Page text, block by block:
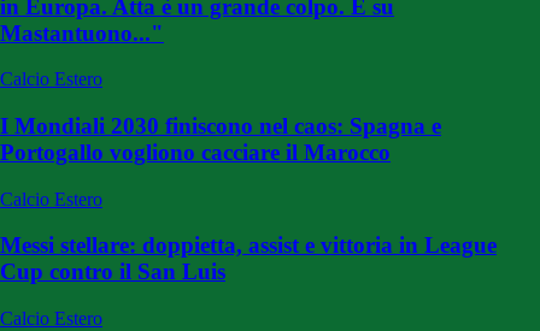
in Europa. Atta è un grande colpo. E su
Mastantuono..."
Calcio Estero
I Mondiali 2030 finiscono nel caos: Spagna e
Portogallo vogliono cacciare il Marocco
Calcio Estero
Messi stellare: doppietta, assist e vittoria in League
Cup contro il San Luis
Calcio Estero